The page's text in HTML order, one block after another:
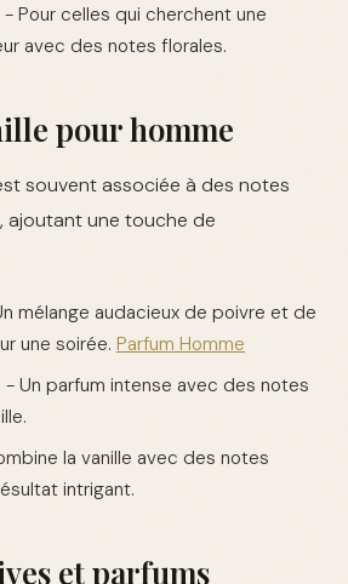
- Pour celles qui cherchent une
avec des notes florales.
pour homme
souvent associée à des notes
ajoutant une touche de
mélange audacieux de poivre et de
une soirée. Parfum Homme
- Un parfum intense avec des notes
la vanille avec des notes
intrigant.
et parfums